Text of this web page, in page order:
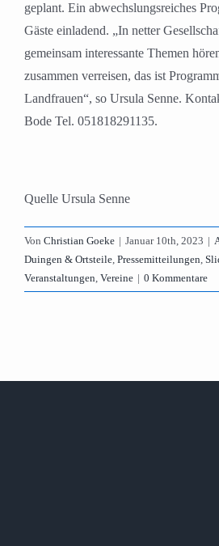
geplant. Ein abwechslungsreiches
Gäste einladend. „In netter
gemeinsam interessante Themen
zusammen verreisen, das ist
Landfrauen“, so Ursula Senne.
Bode Tel. 051818291135.
Quelle Ursula Senne
Von Christian Goeke | Januar 10th, 2023 |
Duingen & Ortsteile, Pressemitteilungen,
Veranstaltungen, Vereine | 0 Kommentare